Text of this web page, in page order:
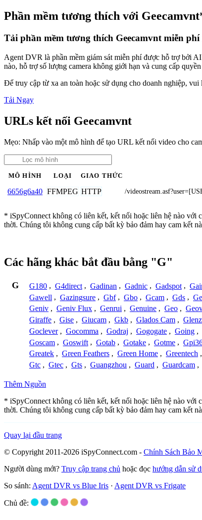
Phần mềm tương thích với
Tải phần mềm tương thích Geecamvnt miễn phí
Agent DVR là phần mềm giám sát miễn phí được hỗ trợ bởi
nào, hỗ trợ số lượng camera không giới hạn và cung cấp
Để truy cập từ xa an toàn hoặc sử dụng cho doanh nghiệp, vui
Tải Ngay
URLs kết nối Geecamvnt
Mẹo: Nhấp vào một mô hình để tạo URL kết nối video cho
MÔ HÌNH LOẠI GIAO THỨC
6656g6a40 FFMPEG HTTP /
* iSpyConnect không có liên kết, kết nối hoặc liên hệ nào với
thời. Chúng tôi không cung cấp bất kỳ bảo đảm hay cam kết
Các hãng khác bắt đầu bằng "G"
G G180 , G4direct , Gadinan , Gadnic , Gadspot ,
Gawell , Gazingsure , Gbf , Gbo , Gcam , Gds , Ge
Geniv , Geniv Flux , Genrui , Genuine , Geo ,
Giraffe , Gise , Giucam , Gkb , Glados Cam , Glenz
Goclever , Gocomma , Godraj , Gogogate , Going ,
Goscam , Goswift , Gotab , Gotake , Gotme ,
Greatek , Green Feathers , Green Home , Greentech ,
Gtc , Gtec , Gts , Guangzhou , Guard , Guardcam ,
Thêm Nguồn
* iSpyConnect không có liên kết, kết nối hoặc liên hệ nào với
thời. Chúng tôi không cung cấp bất kỳ bảo đảm hay cam kết
Quay lại đầu trang
© Copyright 2011-2026 iSpyConnect.com - Chính Sách Bảo
Người dùng mới? Truy cập trang chủ hoặc đọc hướng dẫn sử
So sánh: Agent DVR vs Blue Iris · Agent DVR vs Frigate
Chủ đề: